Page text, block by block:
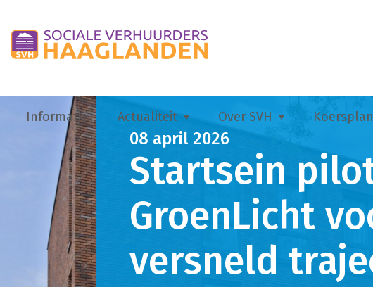
Informatie Actualiteit Over SVH Koersplan
08 april 2026
Startsein
GroenLicht
versneld